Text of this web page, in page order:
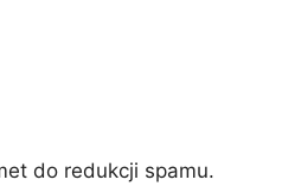
do redukcji spamu.